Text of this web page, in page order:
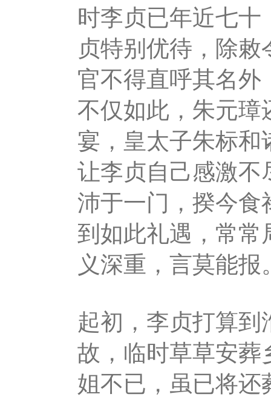
时李贞已年近七
贞特别优待，除
官不得直呼其名外
不仅如此，朱元璋
宴，皇太子朱标和
让李贞自己感激不
沛于一门，揆今食
到如此礼遇，常常
义深重，言莫能报
起初，李贞打算
故，临时草草安葬
姐不已，虽已将还